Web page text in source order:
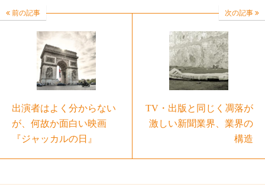
前の記事
出演者はよく分からない
が、何故か面白い映画
『ジャッカルの日』
次の記事
TV・出版と同じく凋落が
激しい新聞業界、業界の
構造